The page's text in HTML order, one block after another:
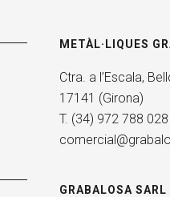
METÀL·LIQUES
Ctra. a l’Escala,
17141 (Girona)
T. (34) 972 788 028
GRABALOSA SARL